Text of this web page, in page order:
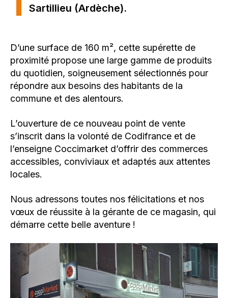
Sartillieu (Ardèche).
D’une surface de 160 m², cette supérette de
proximité propose une large gamme de produits
du quotidien, soigneusement sélectionnés pour
répondre aux besoins des habitants de la
commune et des alentours.
L’ouverture de ce nouveau point de vente
s’inscrit dans la volonté de Codifrance et de
l’enseigne Coccimarket d’offrir des commerces
accessibles, conviviaux et adaptés aux attentes
locales.
Nous adressons toutes nos félicitations et nos
vœux de réussite à la gérante de ce magasin, qui
démarre cette belle aventure !